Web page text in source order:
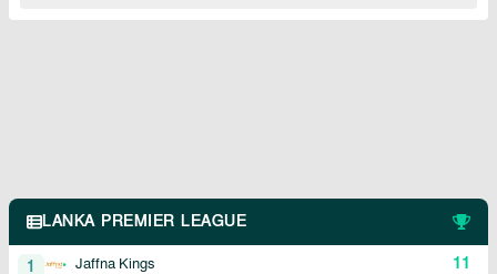
LANKA PREMIER LEAGUE
1 Jaffna Kings 11